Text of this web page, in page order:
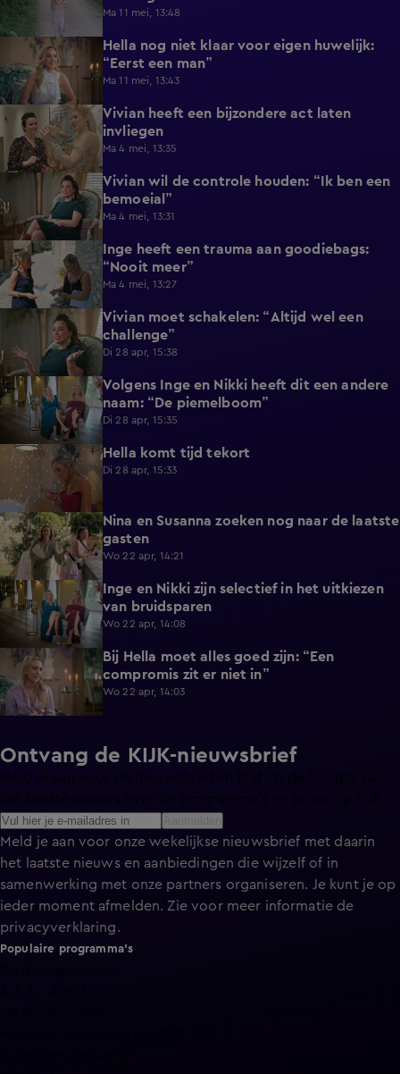
Ma 11 mei, 13:48
Hella nog niet klaar voor eigen huwelijk:
“Eerst een man”
Ma 11 mei, 13:43
1:05
Vivian heeft een bijzondere act laten
invliegen
Ma 4 mei, 13:35
0:26
Vivian wil de controle houden: “Ik ben een
bemoeial”
Ma 4 mei, 13:31
0:47
Inge heeft een trauma aan goodiebags:
“Nooit meer”
Ma 4 mei, 13:27
0:33
Vivian moet schakelen: “Altijd wel een
challenge”
Di 28 apr, 15:38
0:33
Volgens Inge en Nikki heeft dit een andere
naam: “De piemelboom”
Di 28 apr, 15:35
1:11 Hella komt tijd tekort
Di 28 apr, 15:33
0:51
Nina en Susanna zoeken nog naar de laatste
gasten
Wo 22 apr, 14:21
1:07
Inge en Nikki zijn selectief in het uitkiezen
van bruidsparen
Wo 22 apr, 14:08
1:03
Bij Hella moet alles goed zijn: “Een
compromis zit er niet in”
Wo 22 apr, 14:03
Ontvang de KIJK-nieuwsbrief
Meld je aan voor onze wekelijkse nieuwsbrief met daarin
het laatste nieuws en aanbiedingen die wijzelf of in
samenwerking met onze partners organiseren. Je kunt je op
ieder moment afmelden. Zie voor meer informatie de
privacyverklaring.
Populaire programma's